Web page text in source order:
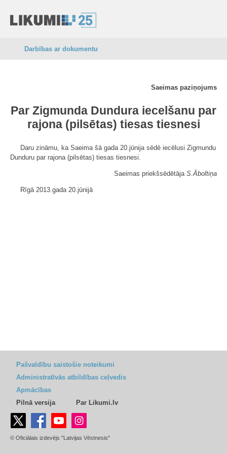
Darbības ar dokumentu
Saeimas paziņojums
Par Zigmunda Dundura iecelšanu par
rajona (pilsētas) tiesas tiesnesi
Daru zināmu, ka Saeima šā gada 20.jūnija sēdē iecēlusi Zigmundu
Dunduru par rajona (pilsētas) tiesas tiesnesi.
Saeimas priekšsēdētāja S.Āboltiņa
Rīgā 2013.gada 20.jūnijā
Pašvaldību saistošie noteikumi
Administratīvās atbildības ceļvedis
Apmācības
Pilnā versija
Par Likumi.lv
© Oficiālais izdevējs "Latvijas Vēstnesis"